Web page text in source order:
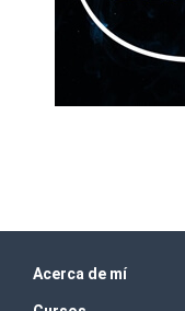
Acerca de mí